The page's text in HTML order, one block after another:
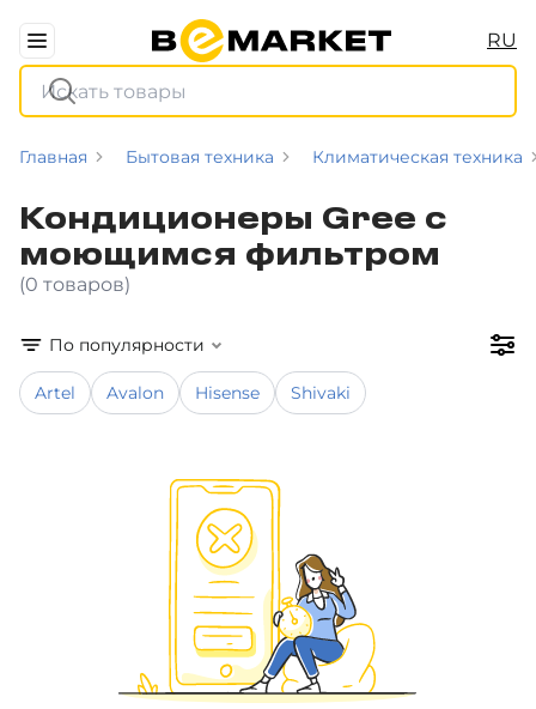
RU
Главная Бытовая техника Климатическая техника
Кондиционеры Gree с
моющимся фильтром
(0 товаров)
По популярности
Artel Avalon Hisense Shivaki